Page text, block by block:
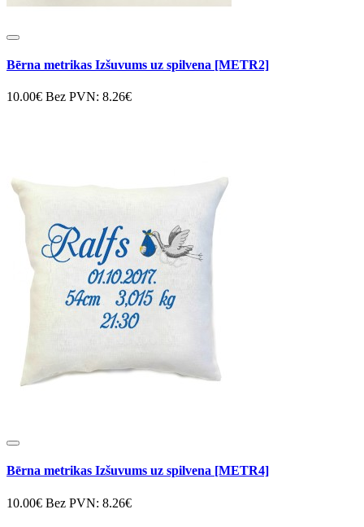
Bērna metrikas Izšuvums uz spilvena [METR2]
10.00€ Bez PVN: 8.26€
Bērna metrikas Izšuvums uz spilvena [METR4]
10.00€ Bez PVN: 8.26€